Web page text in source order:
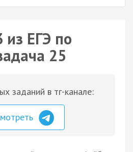
из ЕГЭ по
25
заданий в тг-канале: